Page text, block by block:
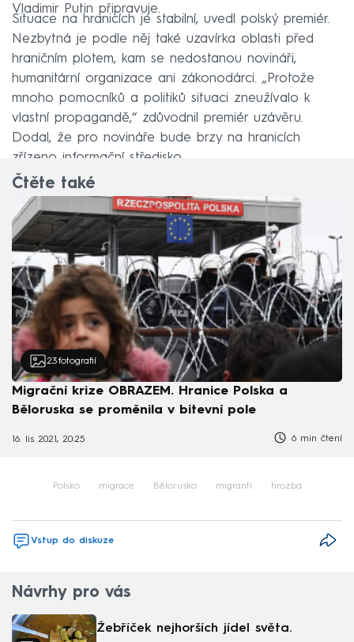
Vladimir Putin připravuje.
Situace na hranicích je stabilní, uvedl polský premiér.
Nezbytná je podle něj také uzavírka oblasti před
hraničním plotem, kam se nedostanou novináři,
humanitární organizace ani zákonodárci. „Protože
mnoho pomocníků a politiků situaci zneužívalo k
vlastní propagandě,“ zdůvodnil premiér uzávěru.
Dodal, že pro novináře bude brzy na hranicích
zřízeno informační středisko.
Čtěte také
23 fotografií
Migrační krize OBRAZEM. Hranice Polska a
Běloruska se proměnila v bitevní pole
16. lis 2021, 20:25 6 min čtení
Polsko migrace Bělorusko migranti hrozba
Vstup do diskuze
Návrhy pro vás
Žebříček nejhorších jídel světa.